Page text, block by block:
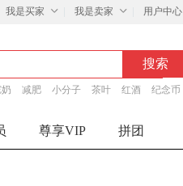
我是买家 我是卖家 用户中心
减肥 小分子 茶叶 红酒 纪念币
尊享VIP 拼团